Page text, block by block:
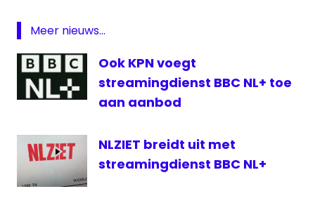
Demand
films
Streamingdienst
Meer nieuws...
Ook KPN voegt
streamingdienst BBC NL+ toe
aan aanbod
NLZIET breidt uit met
streamingdienst BBC NL+